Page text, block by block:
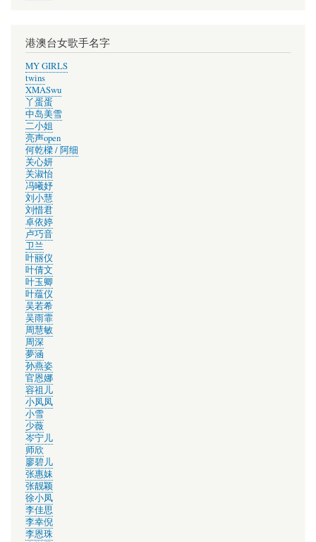
港澳台女歌手名字
MY GIRLS
twins
XMASwu
丫蛋蛋
中岛美雪
二小姐
亮声open
何乾樑 / 阿细
关心妍
关淑怡
冯曦妤
刘小慧
刘惜君
卓依婷
卢巧音
卫兰
叶丽仪
叶倩文
叶玉卿
叶蕴仪
吴若希
吴雨霏
周慧敏
周深
夢涵
孙燕姿
官恩娜
容祖儿
小凤凤
小雪
少薇
岑宁儿
师欣
廖碧儿
张惠妹
张靓颖
徐小凤
李佳思
李幸倪
李恩珠